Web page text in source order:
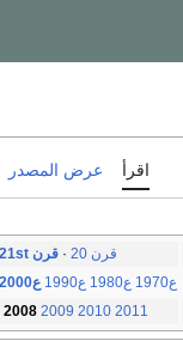
اقرأ عرض المصدر
قرن 20 ·قرن 21st
ع1970 ع1980 ع1990 ع2000
2008 2009 2010 2011